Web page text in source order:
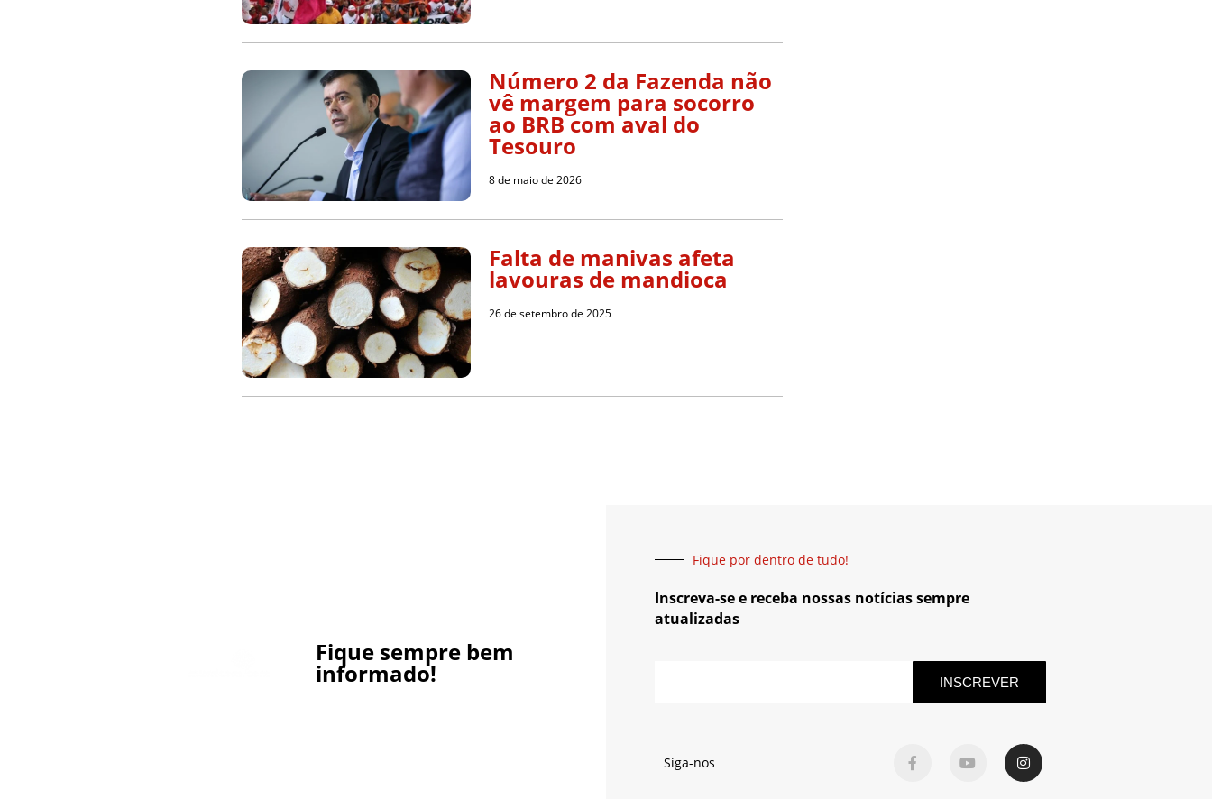
Número 2 da Fazenda não
vê margem para socorro
ao BRB com aval do
Tesouro
8 de maio de 2026
Falta de manivas afeta
lavouras de mandioca
26 de setembro de 2025
Fique sempre bem
informado!
Fique por dentro de tudo!
Inscreva-se e receba nossas notícias sempre
atualizadas
INSCREVER
Siga-nos